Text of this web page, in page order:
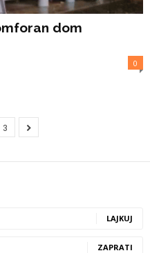
dom
0
3
LAJKUJ
ZAPRATI